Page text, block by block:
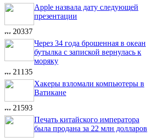
Apple назвала дату следующей
презентации
20337
Через 34 года брошенная в океан
бутылка с запиской вернулась к
моряку
21135
Хакеры взломали компьютеры в
Ватикане
21593
Печать китайского императора
была продана за 22 млн долларов